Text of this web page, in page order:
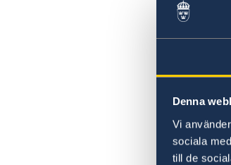
Denna
Vi
sociala
till de